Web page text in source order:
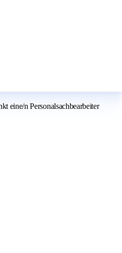
eine/n Personalsachbearbeiter